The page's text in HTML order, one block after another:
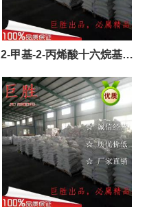
2-甲基-2-丙烯酸十六烷基酯
（2495-27-4）